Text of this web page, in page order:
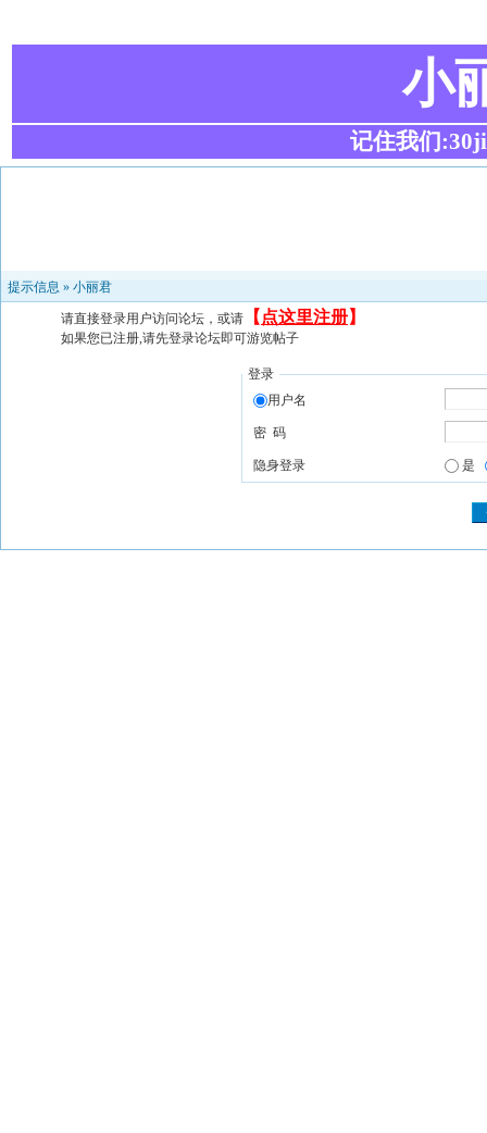
小
记住我们
提示信息 » 小丽君
请直接登录用户访问论坛，或请 【 点这里注册】
如果您已注册,请先登录论坛即可游览帖子
登录
用户名
密 码
隐身登录 是